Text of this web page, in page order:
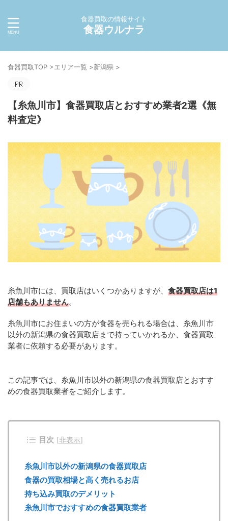
食器買取の情報サイト
食器ウルナラ
食器買取TOP >エリア一覧 >新潟県 >
【糸魚川市】食器買取店とおすすめ業者2選《無
料査定》
糸魚川市には、買取店はいくつかありますが、 食器買取店は1
店舗もありません。
糸魚川市にお住まいの方が食器を売られる場合は、糸魚川市
以外の新潟県の食器買取店まで持っていかれるか、食器買取
業者に依頼する必要があります。
この記事では、糸魚川市以外の新潟県の食器買取店とおすす
めの食器買取業者をご紹介します。
目次 [非表示]
糸魚川市以外の新潟県の食器買取店
食器の買取相場と高く売れるお店
持ち込み買取のデメリット
糸魚川市でおすすめの食器買取業者